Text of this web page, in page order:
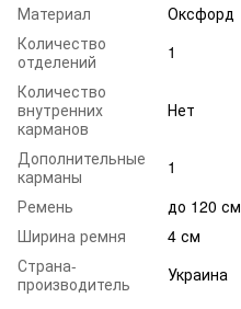
Материал
Оксфорд
Количество
отделений
1
Количество
внутренних
карманов
Нет
Дополнительные
карманы
1
Ремень
до 120 см
Ширина ремня
4 см
Страна-
производитель
Украина